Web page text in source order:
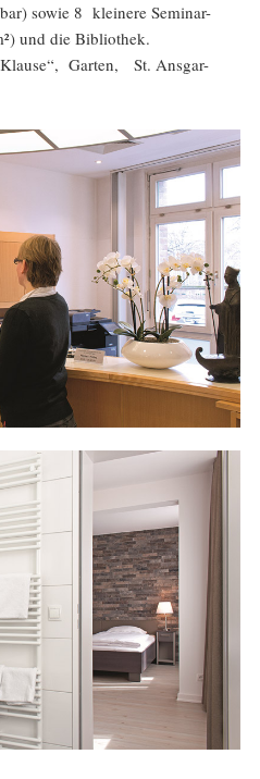
sowie 8 kleinere Seminar-
und die Bibliothek.
Garten, St. Ansgar-